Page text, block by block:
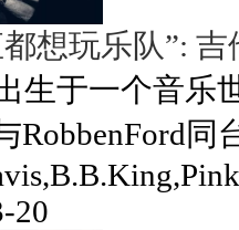
想玩乐队”: 吉
生于一个音乐
RobbenFord
20